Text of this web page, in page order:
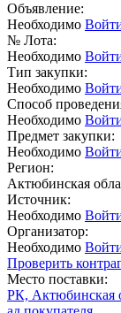
Объявление:
Необходимо
№ Лота:
Необходимо
Тип закупки:
Необходимо
Способ
Необходимо
Предмет закупки:
Необходимо
Регион:
Актюбинская
Источник:
Необходимо
Организатор:
Необходимо
Проверить
Место поставки:
РК, Актюбинская